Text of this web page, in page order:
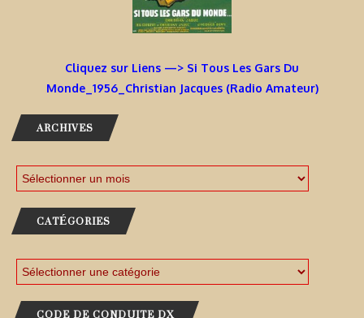
Cliquez sur Liens —> Si Tous Les Gars Du
Monde_1956_Christian Jacques (Radio Amateur)
ARCHIVES
CATÉGORIES